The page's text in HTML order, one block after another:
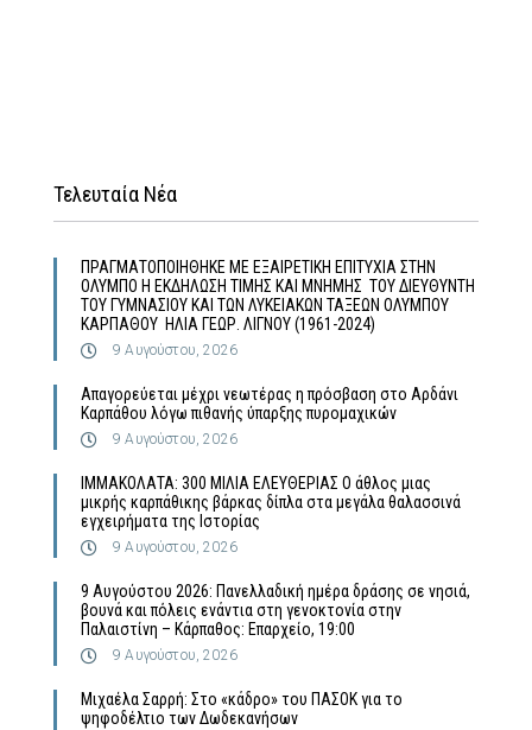
Τελευταία Νέα
ΠΡΑΓΜΑΤΟΠΟΙΗΘΗΚΕ ΜΕ ΕΞΑΙΡΕΤΙΚΗ ΕΠΙΤΥΧΙΑ ΣΤΗΝ
ΟΛΥΜΠΟ Η ΕΚΔΗΛΩΣΗ ΤΙΜΗΣ ΚΑΙ ΜΝΗΜΗΣ ΤΟΥ ΔΙΕΥΘΥΝΤΗ
ΤΟΥ ΓΥΜΝΑΣΙΟΥ ΚΑΙ ΤΩΝ ΛΥΚΕΙΑΚΩΝ ΤΑΞΕΩΝ ΟΛΥΜΠΟΥ
ΚΑΡΠΑΘΟΥ ΗΛΙΑ ΓΕΩΡ. ΛΙΓΝΟΥ (1961-2024)
9 Αυγούστου, 2026
Απαγορεύεται μέχρι νεωτέρας η πρόσβαση στο Αρδάνι
Καρπάθου λόγω πιθανής ύπαρξης πυρομαχικών
9 Αυγούστου, 2026
ΙΜΜΑΚΟΛΑΤΑ: 300 ΜΙΛΙΑ ΕΛΕΥΘΕΡΙΑΣ Ο άθλος μιας
μικρής καρπάθικης βάρκας δίπλα στα μεγάλα θαλασσινά
εγχειρήματα της Ιστορίας
9 Αυγούστου, 2026
9 Αυγούστου 2026: Πανελλαδική ημέρα δράσης σε νησιά,
βουνά και πόλεις ενάντια στη γενοκτονία στην
Παλαιστίνη – Κάρπαθος: Επαρχείο, 19:00
9 Αυγούστου, 2026
Μιχαέλα Σαρρή: Στο «κάδρο» του ΠΑΣΟΚ για το
ψηφοδέλτιο των Δωδεκανήσων